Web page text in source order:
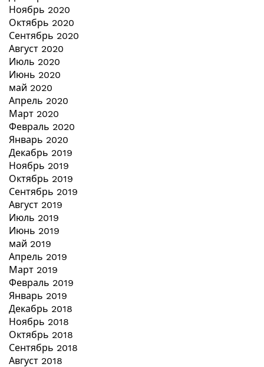
Ноябрь 2020
Октябрь 2020
Сентябрь 2020
Август 2020
Июль 2020
Июнь 2020
май 2020
Апрель 2020
Март 2020
Февраль 2020
Январь 2020
Декабрь 2019
Ноябрь 2019
Октябрь 2019
Сентябрь 2019
Август 2019
Июль 2019
Июнь 2019
май 2019
Апрель 2019
Март 2019
Февраль 2019
Январь 2019
Декабрь 2018
Ноябрь 2018
Октябрь 2018
Сентябрь 2018
Август 2018